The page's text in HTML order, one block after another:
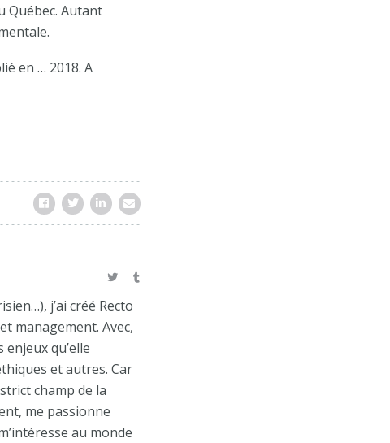
Québec. Autant
en … 2018. A
j’ai créé Recto
management. Avec,
qu’elle
et autres. Car
champ de la
me passionne
au monde